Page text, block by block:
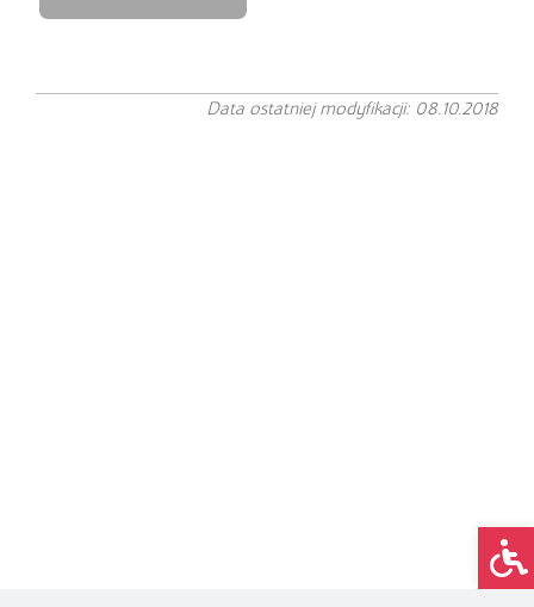
Data ostatniej modyfikacji: 08.10.2018